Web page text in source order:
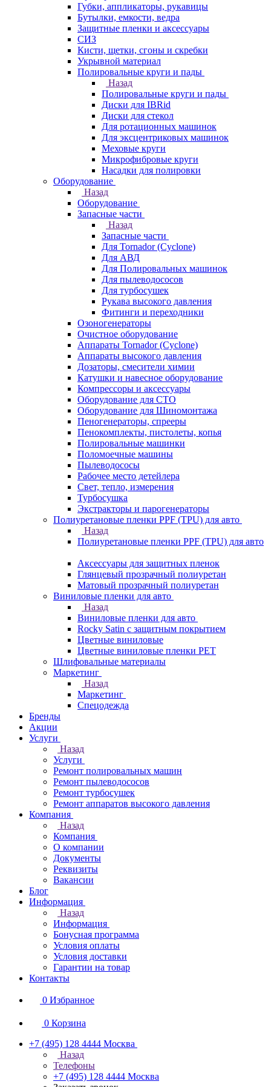
Губки, аппликаторы, рукавицы
Бутылки, емкости, ведра
Защитные пленки и аксессуары
СИЗ
Кисти, щетки, сгоны и скребки
Укрывной материал
Полировальные круги и пады
Назад
Полировальные круги и пады
Диски для IBRid
Диски для стекол
Для ротационных машинок
Для эксцентриковых машинок
Меховые круги
Микрофибровые круги
Насадки для полировки
Оборудование
Назад
Оборудование
Запасные части
Назад
Запасные части
Для Tornador (Cyclone)
Для АВД
Для Полировальных машинок
Для пылеводососов
Для турбосушек
Рукава высокого давления
Фитинги и переходники
Озоногенераторы
Очистное оборудование
Аппараты Tornador (Cyclone)
Аппараты высокого давления
Дозаторы, смесители химии
Катушки и навесное оборудование
Компрессоры и аксессуары
Оборудование для СТО
Оборудование для Шиномонтажа
Пеногенераторы, спрееры
Пенокомплекты, пистолеты, копья
Полировальные машинки
Поломоечные машины
Пылеводососы
Рабочее место детейлера
Свет, тепло, измерения
Турбосушка
Экстракторы и парогенераторы
Полиуретановые пленки PPF (TPU) для авто
Назад
Полиуретановые пленки PPF (TPU) для авто
Аксессуары для защитных пленок
Глянцевый прозрачный полиуретан
Матовый прозрачный полиуретан
Виниловые пленки для авто
Назад
Виниловые пленки для авто
Rocky Satin с защитным покрытием
Цветные виниловые
Цветные виниловые пленки PET
Шлифовальные материалы
Маркетинг
Назад
Маркетинг
Спецодежда
Бренды
Акции
Услуги
Назад
Услуги
Ремонт полировальных машин
Ремонт пылеводососов
Ремонт турбосушек
Ремонт аппаратов высокого давления
Компания
Назад
Компания
О компании
Документы
Реквизиты
Вакансии
Блог
Информация
Назад
Информация
Бонусная программа
Условия оплаты
Условия доставки
Гарантии на товар
Контакты
0 Избранное
0 Корзина
+7 (495) 128 4444 Москва
Назад
Телефоны
+7 (495) 128 4444 Москва